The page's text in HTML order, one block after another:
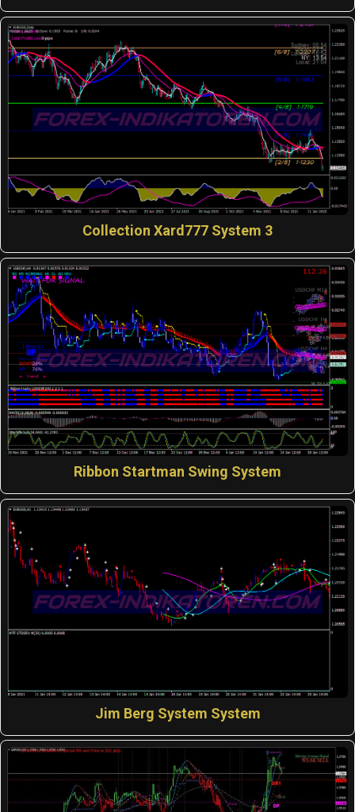
Collection Xard777 System 3
Ribbon Startman Swing System
Jim Berg System System